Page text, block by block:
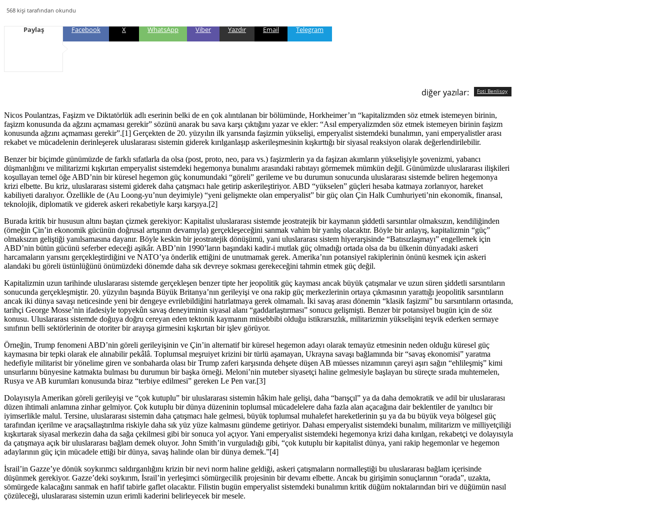
568 kişi tarafından okundu
Paylaş Facebook X WhatsApp Viber Yazdır Email Telegram
diğer yazılar: Foti Benlisoy
Nicos Poulantzas, Faşizm ve Diktatörlük adlı eserinin belki de en çok alıntılanan bir bölümünde, Horkheimer’ın “kapitalizmden söz etmek istemeyen birinin,
faşizm konusunda da ağzını açmaması gerekir” sözünü anarak bu sava karşı çıktığını yazar ve ekler: “Asıl emperyalizmden söz etmek istemeyen birinin faşizm
konusunda ağzını açmaması gerekir”.[1] Gerçekten de 20. yüzyılın ilk yarısında faşizmin yükselişi, emperyalist sistemdeki bunalımın, yani emperyalistler arası
rekabet ve mücadelenin derinleşerek uluslararası sistemin giderek kırılganlaşıp askerileşmesinin kışkırttığı bir siyasal reaksiyon olarak değerlendirilebilir.
Benzer bir biçimde günümüzde de farklı sıfatlarla da olsa (post, proto, neo, para vs.) faşizmlerin ya da faşizan akımların yükselişiyle şovenizmi, yabancı
düşmanlığını ve militarizmi kışkırtan emperyalist sistemdeki hegemonya bunalımı arasındaki rabıtayı görmemek mümkün değil. Günümüzde uluslararası ilişkileri
koşullayan temel öğe ABD’nin bir küresel hegemon güç konumundaki “göreli” gerileme ve bu durumun sonucunda uluslararası sistemde beliren hegemonya
krizi elbette. Bu kriz, uluslararası sistemi giderek daha çatışmacı hale getirip askerileştiriyor. ABD “yükselen” güçleri hesaba katmaya zorlanıyor, hareket
kabiliyeti daralıyor. Özellikle de (Au Loong-yu’nun deyimiyle) “yeni gelişmekte olan emperyalist” bir güç olan Çin Halk Cumhuriyeti’nin ekonomik, finansal,
teknolojik, diplomatik ve giderek askeri rekabetiyle karşı karşıya.[2]
Burada kritik bir hususun altını baştan çizmek gerekiyor: Kapitalist uluslararası sistemde jeostratejik bir kaymanın şiddetli sarsıntılar olmaksızın, kendiliğinden
(örneğin Çin’in ekonomik gücünün doğrusal artışının devamıyla) gerçekleşeceğini sanmak vahim bir yanlış olacaktır. Böyle bir anlayış, kapitalizmin “güç”
olmaksızın geliştiği yanılsamasına dayanır. Böyle keskin bir jeostratejik dönüşümü, yani uluslararası sistem hiyerarşisinde “Batısızlaşmayı” engellemek için
ABD’nin bütün gücünü seferber edeceği aşikâr. ABD’nin 1990’ların başındaki kadir-i mutlak güç olmadığı ortada olsa da bu ülkenin dünyadaki askeri
harcamaların yarısını gerçekleştirdiğini ve NATO’ya önderlik ettiğini de unutmamak gerek. Amerika’nın potansiyel rakiplerinin önünü kesmek için askeri
alandaki bu göreli üstünlüğünü önümüzdeki dönemde daha sık devreye sokması gerekeceğini tahmin etmek güç değil.
Kapitalizmin uzun tarihinde uluslararası sistemde gerçekleşen benzer tipte her jeopolitik güç kayması ancak büyük çatışmalar ve uzun süren şiddetli sarsıntıların
sonucunda gerçekleşmiştir. 20. yüzyılın başında Büyük Britanya’nın gerileyişi ve ona rakip güç merkezlerinin ortaya çıkmasının yarattığı jeopolitik sarsıntıların
ancak iki dünya savaşı neticesinde yeni bir dengeye evrilebildiğini hatırlatmaya gerek olmamalı. İki savaş arası dönemin “klasik faşizmi” bu sarsıntıların ortasında,
tarihçi George Mosse’nin ifadesiyle topyekûn savaş deneyiminin siyasal alanı “gaddarlaştırması” sonucu gelişmişti. Benzer bir potansiyel bugün için de söz
konusu. Uluslararası sistemde doğuya doğru cereyan eden tektonik kaymanın müsebbibi olduğu istikrarsızlık, militarizmin yükselişini teşvik ederken sermaye
sınıfının belli sektörlerinin de otoriter bir arayışa girmesini kışkırtan bir işlev görüyor.
Örneğin, Trump fenomeni ABD’nin göreli gerileyişinin ve Çin’in alternatif bir küresel hegemon adayı olarak temayüz etmesinin neden olduğu küresel güç
kaymasına bir tepki olarak ele alınabilir pekâlâ. Toplumsal meşruiyet krizini bir türlü aşamayan, Ukrayna savaşı bağlamında bir “savaş ekonomisi” yaratma
hedefiyle militarist bir yönelime giren ve sonbaharda olası bir Trump zaferi karşısında dehşete düşen AB müesses nizamının çareyi aşırı sağın “ehlileşmiş” kimi
unsurlarını bünyesine katmakta bulması bu durumun bir başka örneği. Meloni’nin muteber siyasetçi haline gelmesiyle başlayan bu süreçte sırada muhtemelen,
Rusya ve AB kurumları konusunda biraz “terbiye edilmesi” gereken Le Pen var.[3]
Dolayısıyla Amerikan göreli gerileyişi ve “çok kutuplu” bir uluslararası sistemin hâkim hale gelişi, daha “barışçıl” ya da daha demokratik ve adil bir uluslararası
düzen ihtimali anlamına zinhar gelmiyor. Çok kutuplu bir dünya düzeninin toplumsal mücadelelere daha fazla alan açacağına dair beklentiler de yanıltıcı bir
iyimserlikle malul. Tersine, uluslararası sistemin daha çatışmacı hale gelmesi, büyük toplumsal muhalefet hareketlerinin şu ya da bu büyük veya bölgesel güç
tarafından içerilme ve araçsallaştırılma riskiyle daha sık yüz yüze kalmasını gündeme getiriyor. Dahası emperyalist sistemdeki bunalım, militarizm ve milliyetçiliği
kışkırtarak siyasal merkezin daha da sağa çekilmesi gibi bir sonuca yol açıyor. Yani emperyalist sistemdeki hegemonya krizi daha kırılgan, rekabetçi ve dolayısıyla
da çatışmaya açık bir uluslararası bağlam demek oluyor. John Smith’in vurguladığı gibi, “çok kutuplu bir kapitalist dünya, yani rakip hegemonlar ve hegemon
adaylarının güç için mücadele ettiği bir dünya, savaş halinde olan bir dünya demek.”[4]
İsrail’in Gazze’ye dönük soykırımcı saldırganlığını krizin bir nevi norm haline geldiği, askeri çatışmaların normalleştiği bu uluslararası bağlam içerisinde
düşünmek gerekiyor. Gazze’deki soykırım, İsrail’in yerleşimci sömürgecilik projesinin bir devamı elbette. Ancak bu girişimin sonuçlarının “orada”, uzakta,
sömürgede kalacağını sanmak en hafif tabirle gaflet olacaktır. Filistin bugün emperyalist sistemdeki bunalımın kritik düğüm noktalarından biri ve düğümün nasıl
çözüleceği, uluslararası sistemin uzun erimli kaderini belirleyecek bir mesele.